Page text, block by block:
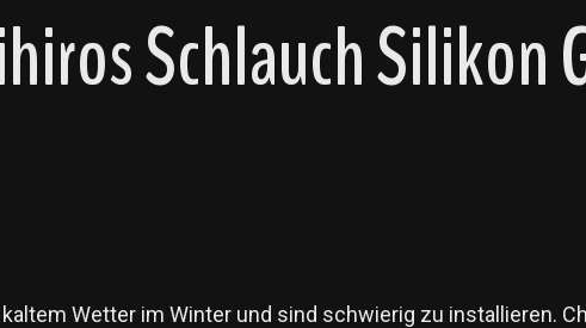
Schlauch Silikon
Wetter im Winter und sind schwierig zu installieren.